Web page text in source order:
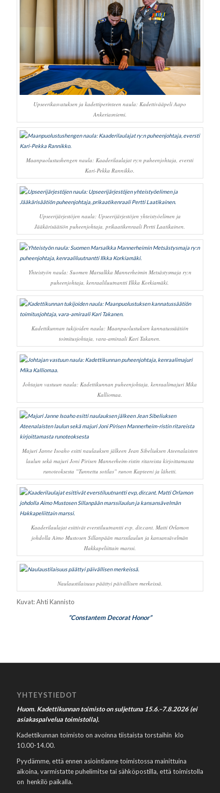
Upseerikasvatuksen ja kadettiperinteen naula: Kadettivääpeli Aapo
Ankeriasniemi.
Maanpuolustushengen naula: Kaaderilaulajat ry:n puheenjohtaja, eversti
Kari-Pekka Rannikko.
Upseerijärjestöjen naula: Upseerijärjestöjen yhteistyöelimen ja
Jääkärisäätiön puheenjohtaja, prikaatikenraali Pertti Laatikainen.
Yhteistyön naula: Suomen Marsalkka Mannerheimin Metsästysmaja ry:n
puheenjohtaja, kenraaliluutnantti Ilkka Korkiamäki.
Kadettikunnan tukijoiden naula: Maanpuolustuksen kannatussäätiön
toimitusjohtaja, vara-amiraali Kari Takanen.
Johtajan vastuun naula: Kadettikunnan puheenjohtaja, kenraalimajuri Mika
Kalliomaa.
Majuri Janne Isoaho esitti naulauksen jälkeen Jean Sibeliuksen Ateenalaisten
laulun sekä majuri Joni Pirisen Mannerheim-ristin ritareista kirjoittamasta
runoteoksesta ”Tunnettu sotilas” runon Kapteeni ja lähetti.
Kaaderilaulajat esittivät everstiluutnantti evp, dir.cant. Matti Orlamon
johdolla Aimo Mustosen Sillanpään marssilaulun ja kansansävelmän
Hakkapeliittain marssi.
Naulaustilaisuus päättyi päivällisen merkeissä.
Kuvat: Ahti Kannisto
”Constantem Decorat Honor”
YHTEYSTIEDOT
Huom. Kadettikunnan toimisto on suljettuna 15.6.–7.8.2026 (ei
asiakaspalvelua toimistolla).
Kadettikunnan toimisto on avoinna tiistaista torstaihin klo
10.00-14.00.
Pyydämme, että ennen asiointianne toimistossa mainittuina
aikoina, varmistatte puhelimitse tai sähköpostilla, että toimistolla
on henkilö paikalla.